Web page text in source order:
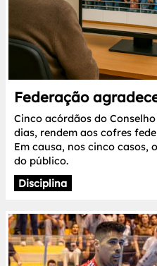
Federação
Cinco acórdãos do
dias, rendem aos cofres
Em causa, nos cinco
do público.
Disciplina